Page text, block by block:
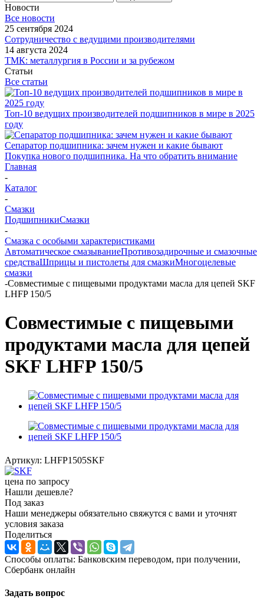
Новости
Все новости
25 сентября 2024
Сотрудничество с ведущими производителями
14 августа 2024
ТМК: металлургия в России и за рубежом
Статьи
Все статьи
Топ-10 ведущих производителей подшипников в мире в 2025
году
Сепаратор подшипника: зачем нужен и какие бывают
Покупка нового подшипника. На что обратить внимание
Главная
-
Каталог
-
Смазки
ПодшипникиСмазки
-
Смазка с особыми характеристиками
Автоматическое смазываниеПротивозадирочные и смазочные
средстваШприцы и пистолеты для смазкиМногоцелевые
смазки
-Совместимые с пищевыми продуктами масла для цепей SKF
LHFP 150/5
Совместимые с пищевыми
продуктами масла для цепей
SKF LHFP 150/5
Артикул: LHFP1505SKF
цена по запросу
Нашли дешевле?
Под заказ
Наши менеджеры обязательно свяжутся с вами и уточнят
условия заказа
Поделиться
Способы оплаты: Банковским переводом, при получении,
Сбербанк онлайн
Задать вопрос